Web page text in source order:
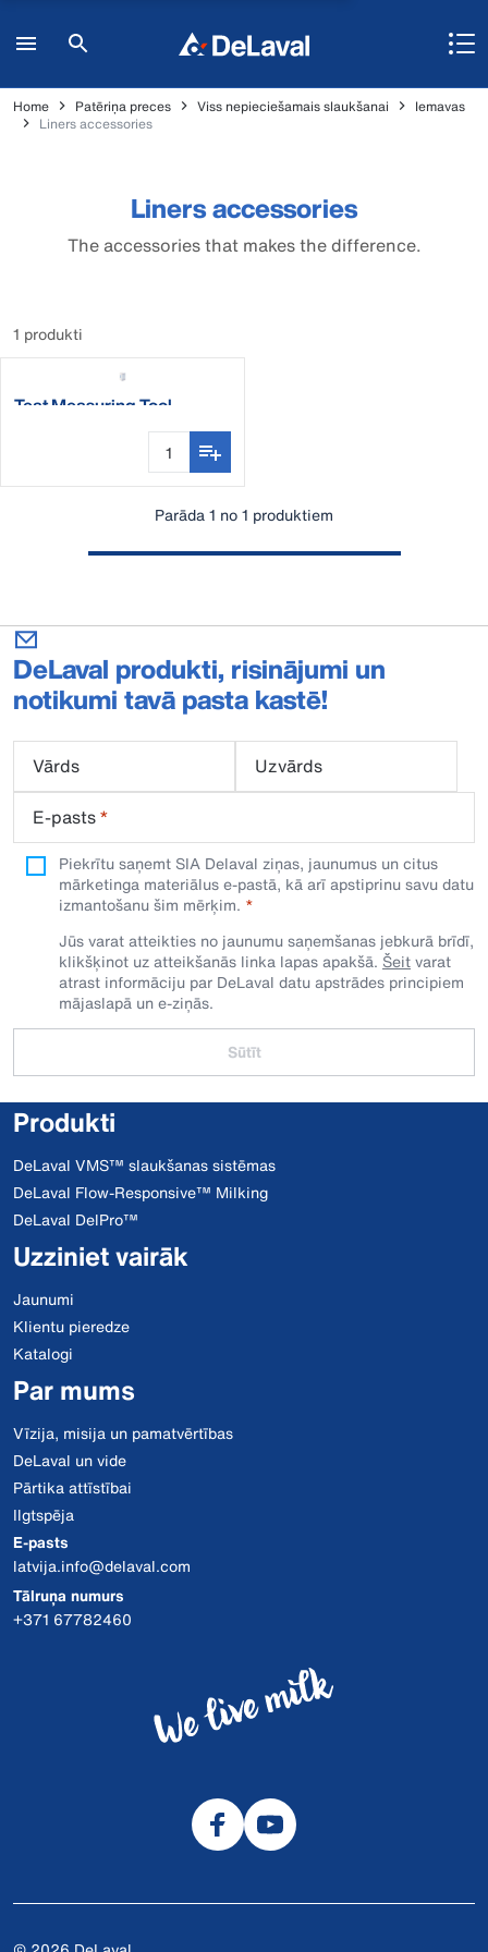
Home Patēriņa preces Viss nepieciešamais slaukšanai
Iemavas
Liners accessories
Liners accessories
The accessories that makes the difference.
1 produkti
Teat Measuring Tool
Parāda 1 no 1 produktiem
DeLaval produkti, risinājumi un
notikumi tavā pasta kastē!
Vārds
Uzvārds
E-pasts*
Piekrītu saņemt SIA Delaval ziņas, jaunumus un citus
mārketinga materiālus e-pastā, kā arī apstiprinu savu datu
izmantošanu šim mērķim.
Jūs varat atteikties no jaunumu saņemšanas jebkurā brīdī,
klikšķinot uz atteikšanās linka lapas apakšā. Šeitvarat
atrast informāciju par DeLaval datu apstrādes principiem
mājaslapā un e-ziņās.
Sūtīt
Produkti
DeLaval VMS™ slaukšanas sistēmas
DeLaval Flow-Responsive™ Milking
DeLaval DelPro™
Uzziniet vairāk
Jaunumi
Klientu pieredze
Katalogi
Par mums
Vīzija, misija un pamatvērtības
DeLaval un vide
Pārtika attīstībai
Ilgtspēja
E-pasts
latvija.info@delaval.com
Tālruņa numurs
+371 67782460